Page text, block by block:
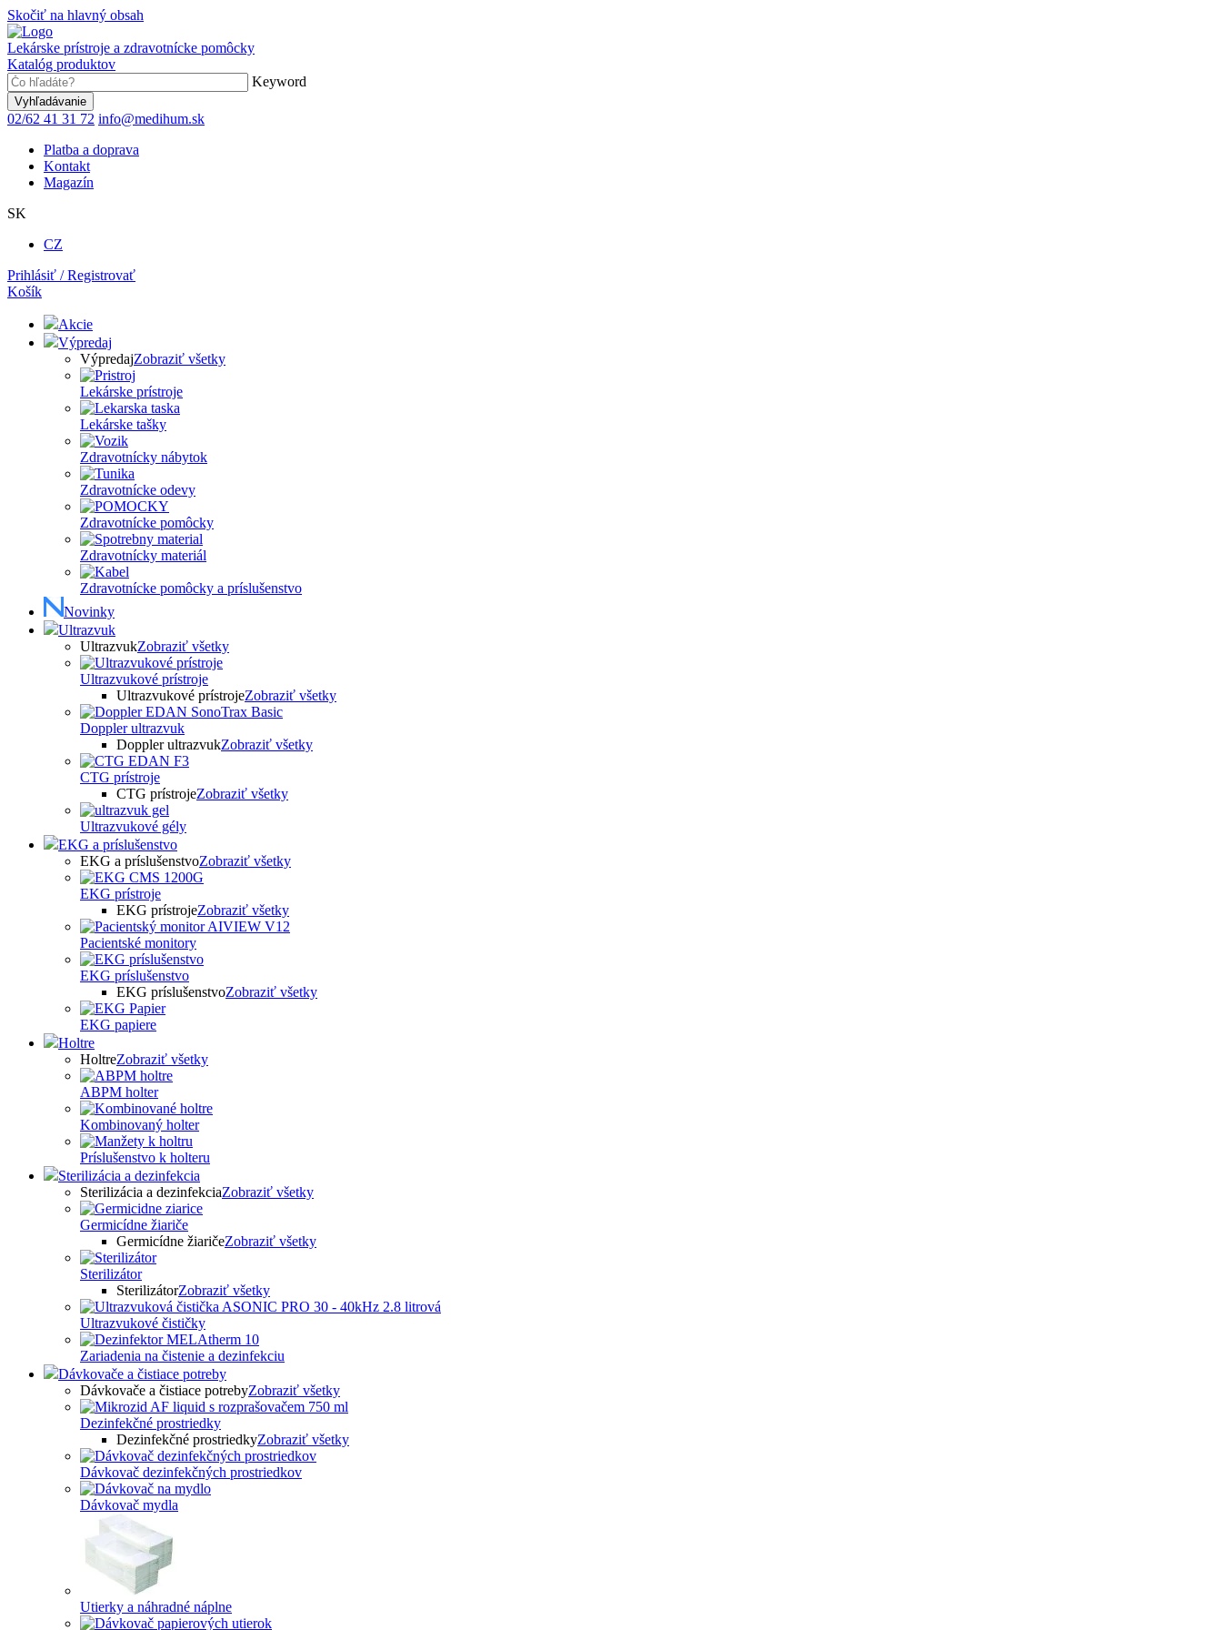
Skočiť na hlavný obsah
Lekárske prístroje a zdravotnícke pomôcky
Katalóg produktov
Keyword
02/62 41 31 72 info@medihum.sk
Platba a doprava
Kontakt
Magazín
SK
CZ
Prihlásiť / Registrovať
Košík
Akcie
Výpredaj
VýpredajZobraziť všetky
Lekárske prístroje
Lekárske tašky
Zdravotnícky nábytok
Zdravotnícke odevy
Zdravotnícke pomôcky
Zdravotnícky materiál
Zdravotnícke pomôcky a príslušenstvo
Novinky
Ultrazvuk
UltrazvukZobraziť všetky
Ultrazvukové prístroje
Ultrazvukové prístrojeZobraziť všetky
Doppler ultrazvuk
Doppler ultrazvukZobraziť všetky
CTG prístroje
CTG prístrojeZobraziť všetky
Ultrazvukové gély
EKG a príslušenstvo
EKG a príslušenstvoZobraziť všetky
EKG prístroje
EKG prístrojeZobraziť všetky
Pacientské monitory
EKG príslušenstvo
EKG príslušenstvoZobraziť všetky
EKG papiere
Holtre
HoltreZobraziť všetky
ABPM holter
Kombinovaný holter
Príslušenstvo k holteru
Sterilizácia a dezinfekcia
Sterilizácia a dezinfekciaZobraziť všetky
Germicídne žiariče
Germicídne žiaričeZobraziť všetky
Sterilizátor
SterilizátorZobraziť všetky
Ultrazvukové čističky
Zariadenia na čistenie a dezinfekciu
Dávkovače a čistiace potreby
Dávkovače a čistiace potrebyZobraziť všetky
Dezinfekčné prostriedky
Dezinfekčné prostriedkyZobraziť všetky
Dávkovač dezinfekčných prostriedkov
Dávkovač mydla
Utierky a náhradné náplne